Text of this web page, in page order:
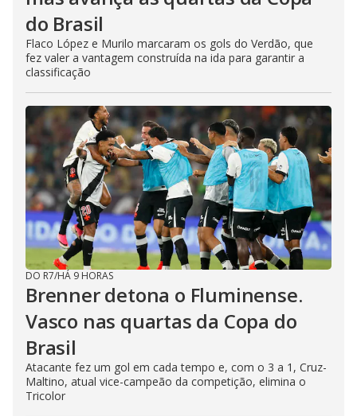
do Brasil
Flaco López e Murilo marcaram os gols do Verdão, que
fez valer a vantagem construída na ida para garantir a
classificação
DO R7/HÁ 9 HORAS
Brenner detona o Fluminense.
Vasco nas quartas da Copa do
Brasil
Atacante fez um gol em cada tempo e, com o 3 a 1, Cruz-
Maltino, atual vice-campeão da competição, elimina o
Tricolor